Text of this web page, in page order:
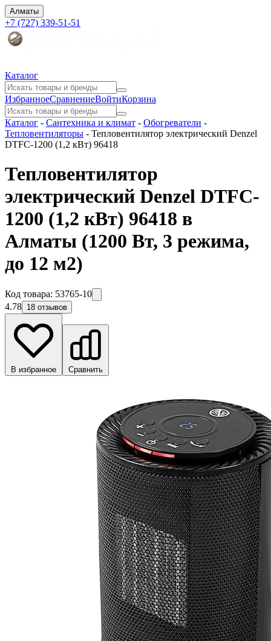
Алматы
+7 (727) 339-51-51
Каталог
ИзбранноеСравнениеВойтиКорзина
Каталог - Сантехника и климат - Обогреватели -
Тепловентиляторы - Тепловентилятор электрический Denzel
DTFC-1200 (1,2 кВт) 96418
Тепловентилятор
электрический Denzel DTFC-
1200 (1,2 кВт) 96418 в
Алматы (1200 Вт, 3 режима,
до 12 м2)
Код товара: 53765-10
4.78 18 отзывов
В избранное Сравнить